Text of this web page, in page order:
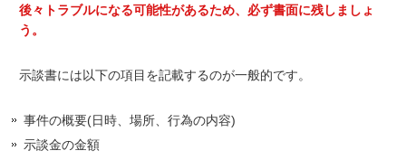
後々トラブルになる可能性があるため、必ず書面に残しましょ
う。
示談書には以下の項目を記載するのが一般的です。
事件の概要(日時、場所、行為の内容)
示談金の金額